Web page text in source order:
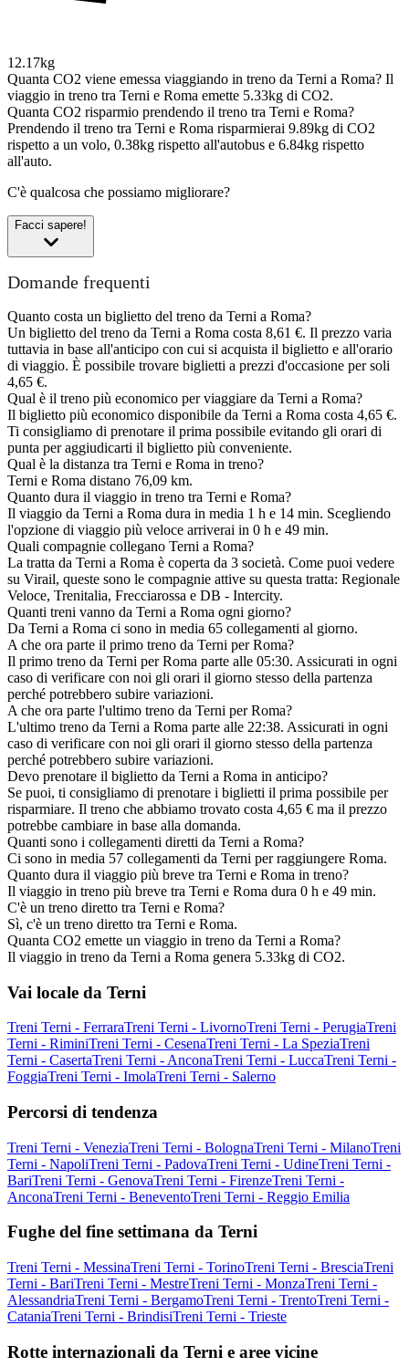
12.17kg
Quanta CO2 viene emessa viaggiando in treno da Terni a Roma? Il
viaggio in treno tra Terni e Roma emette 5.33kg di CO2.
Quanta CO2 risparmio prendendo il treno tra Terni e Roma?
Prendendo il treno tra Terni e Roma risparmierai 9.89kg di CO2
rispetto a un volo, 0.38kg rispetto all'autobus e 6.84kg rispetto
all'auto.
C'è qualcosa che possiamo migliorare?
Facci sapere!
Domande frequenti
Quanto costa un biglietto del treno da Terni a Roma?
Un biglietto del treno da Terni a Roma costa 8,61 €. Il prezzo varia
tuttavia in base all'anticipo con cui si acquista il biglietto e all'orario
di viaggio. È possibile trovare biglietti a prezzi d'occasione per soli
4,65 €.
Qual è il treno più economico per viaggiare da Terni a Roma?
Il biglietto più economico disponibile da Terni a Roma costa 4,65 €.
Ti consigliamo di prenotare il prima possibile evitando gli orari di
punta per aggiudicarti il biglietto più conveniente.
Qual è la distanza tra Terni e Roma in treno?
Terni e Roma distano 76,09 km.
Quanto dura il viaggio in treno tra Terni e Roma?
Il viaggio da Terni a Roma dura in media 1 h e 14 min. Scegliendo
l'opzione di viaggio più veloce arriverai in 0 h e 49 min.
Quali compagnie collegano Terni a Roma?
La tratta da Terni a Roma è coperta da 3 società. Come puoi vedere
su Virail, queste sono le compagnie attive su questa tratta: Regionale
Veloce, Trenitalia, Frecciarossa e DB - Intercity.
Quanti treni vanno da Terni a Roma ogni giorno?
Da Terni a Roma ci sono in media 65 collegamenti al giorno.
A che ora parte il primo treno da Terni per Roma?
Il primo treno da Terni per Roma parte alle 05:30. Assicurati in ogni
caso di verificare con noi gli orari il giorno stesso della partenza
perché potrebbero subire variazioni.
A che ora parte l'ultimo treno da Terni per Roma?
L'ultimo treno da Terni a Roma parte alle 22:38. Assicurati in ogni
caso di verificare con noi gli orari il giorno stesso della partenza
perché potrebbero subire variazioni.
Devo prenotare il biglietto da Terni a Roma in anticipo?
Se puoi, ti consigliamo di prenotare i biglietti il prima possibile per
risparmiare. Il treno che abbiamo trovato costa 4,65 € ma il prezzo
potrebbe cambiare in base alla domanda.
Quanti sono i collegamenti diretti da Terni a Roma?
Ci sono in media 57 collegamenti da Terni per raggiungere Roma.
Quanto dura il viaggio più breve tra Terni e Roma in treno?
Il viaggio in treno più breve tra Terni e Roma dura 0 h e 49 min.
C'è un treno diretto tra Terni e Roma?
Sì, c'è un treno diretto tra Terni e Roma.
Quanta CO2 emette un viaggio in treno da Terni a Roma?
Il viaggio in treno da Terni a Roma genera 5.33kg di CO2.
Vai locale da Terni
Treni Terni - FerraraTreni Terni - LivornoTreni Terni - PerugiaTreni
Terni - RiminiTreni Terni - CesenaTreni Terni - La SpeziaTreni
Terni - CasertaTreni Terni - AnconaTreni Terni - LuccaTreni Terni -
FoggiaTreni Terni - ImolaTreni Terni - Salerno
Percorsi di tendenza
Treni Terni - VeneziaTreni Terni - BolognaTreni Terni - MilanoTreni
Terni - NapoliTreni Terni - PadovaTreni Terni - UdineTreni Terni -
BariTreni Terni - GenovaTreni Terni - FirenzeTreni Terni -
AnconaTreni Terni - BeneventoTreni Terni - Reggio Emilia
Fughe del fine settimana da Terni
Treni Terni - MessinaTreni Terni - TorinoTreni Terni - BresciaTreni
Terni - BariTreni Terni - MestreTreni Terni - MonzaTreni Terni -
AlessandriaTreni Terni - BergamoTreni Terni - TrentoTreni Terni -
CataniaTreni Terni - BrindisiTreni Terni - Trieste
Rotte internazionali da Terni e aree vicine